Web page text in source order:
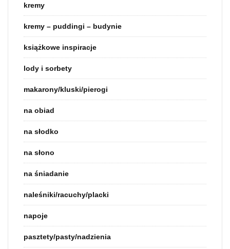
kremy
kremy – puddingi – budynie
książkowe inspiracje
lody i sorbety
makarony/kluski/pierogi
na obiad
na słodko
na słono
na śniadanie
naleśniki/racuchy/placki
napoje
pasztety/pasty/nadzienia